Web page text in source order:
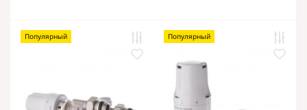
Популярный Популярный